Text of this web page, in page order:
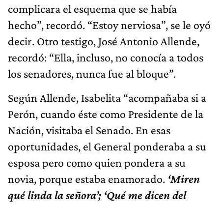
complicara el esquema que se había
hecho”, recordó. “Estoy nerviosa”, se le oyó
decir. Otro testigo, José Antonio Allende,
recordó: “Ella, incluso, no conocía a todos
los senadores, nunca fue al bloque”.
Según Allende, Isabelita “acompañaba si a
Perón, cuando éste como Presidente de la
Nación, visitaba el Senado. En esas
oportunidades, el General ponderaba a su
esposa pero como quien pondera a su
novia, porque estaba enamorado. ‘Miren
qué linda la señora’; ‘Qué me dicen del